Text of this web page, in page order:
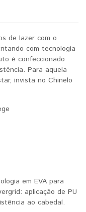
de lazer com o
com tecnologia
é confeccionado
Para aquela
invista no Chinelo
em EVA para
aplicação de PU
ao cabedal.